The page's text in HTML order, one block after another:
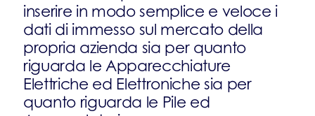
inserire in modo semplice e veloce i
dati di immesso sul mercato della
propria azienda sia per quanto
riguarda le Apparecchiature
Elettriche ed Elettroniche sia per
quanto riguarda le Pile ed